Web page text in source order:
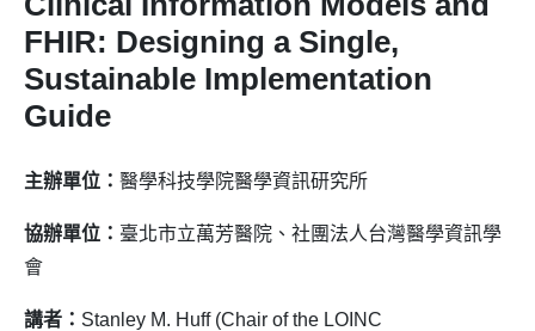
FHIR: Designing a Single,
Sustainable Implementation
Guide
主辦單位： 醫學科技學院醫學資訊研究所
協辦單位： 臺北市立萬芳醫院、社團法人台灣醫學資訊學
會
講者： Stanley M. Huff (Chair of the LOINC